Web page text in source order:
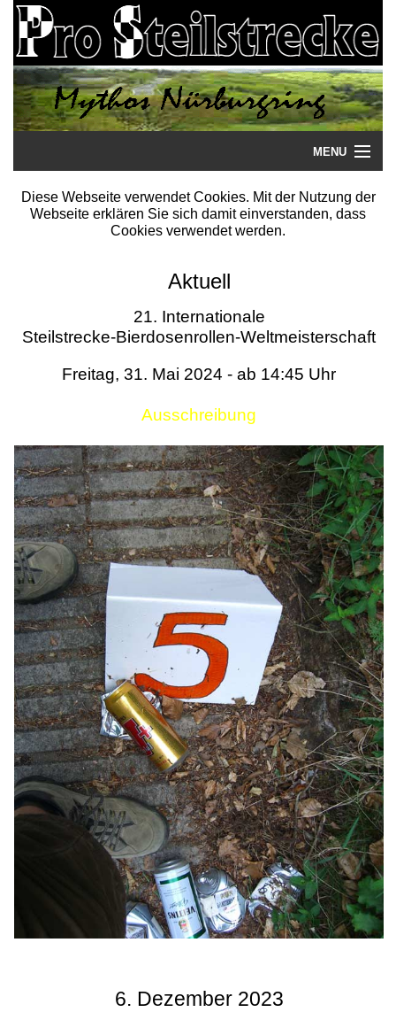
MENU
Startseite
Literatur
Termine
Diese Webseite verwendet Cookies. Mit der Nutzung der
Webseite erklären Sie sich damit einverstanden, dass
Cookies verwendet werden.
Aktuell
21. Internationale
Steilstrecke-Bierdosenrollen-Weltmeisterschaft
Freitag, 31. Mai 2024 - ab 14:45 Uhr
Ausschreibung
6. Dezember 2023